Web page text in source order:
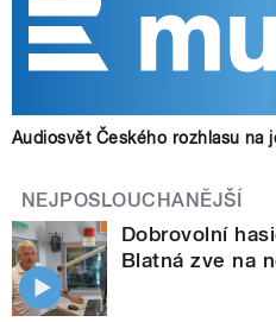
Audiosvět Českého rozhlasu na
NEJPOSLOUCHANĚJŠÍ
Dobrovolní
Blatná zve na